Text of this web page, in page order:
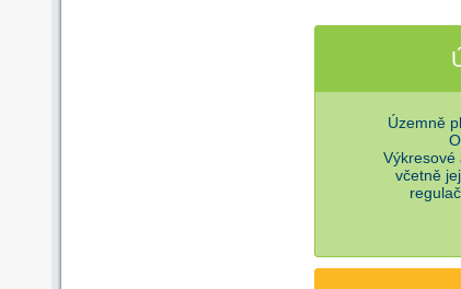
Územně
Výkresové
včetně